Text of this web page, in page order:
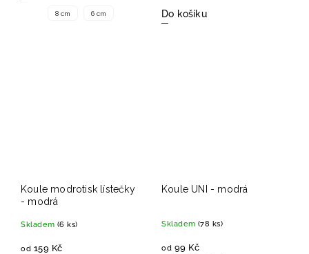
8 cm 6 cm Do košíku
Koule modrotisk lístečky
- modrá
Skladem (6 ks)
od 159 Kč
Koule UNI - modrá
Skladem (78 ks)
od 99 Kč